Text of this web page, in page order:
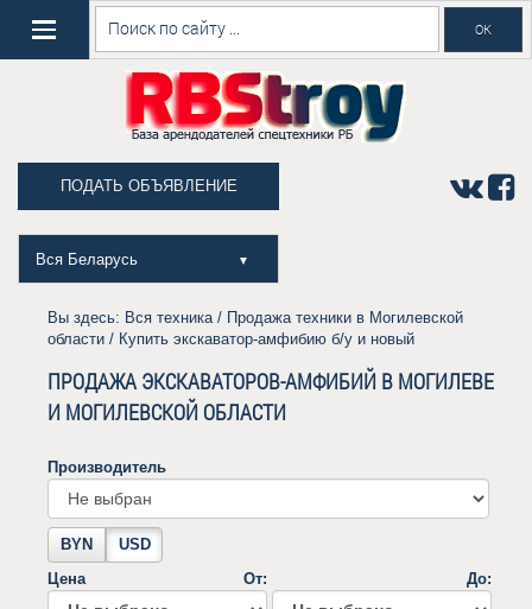
ПОДАТЬ ОБЪЯВЛЕНИЕ
Вся Беларусь ▼
Вы здесь: Вся техника/ Продажа техники в Могилевской
области / Купить экскаватор-амфибию б/у и новый
ПРОДАЖА ЭКСКАВАТОРОВ-АМФИБИЙ В МОГИЛЕВЕ
И МОГИЛЕВСКОЙ ОБЛАСТИ
Производитель
BYN
USD
Цена
От: До: